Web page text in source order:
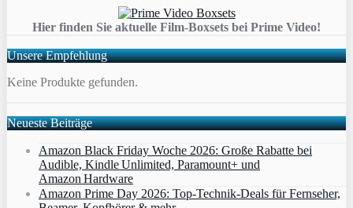
Hier finden Sie aktuelle Film-Boxsets bei Prime Video!
Unsere Empfehlung
Keine Produkte gefunden.
Neueste Beiträge
Amazon Black Friday Woche 2026: Große Rabatte bei
Audible, Kindle Unlimited, Paramount+ und
Amazon Hardware
Amazon Prime Day 2026: Top-Technik-Deals für Fernseher,